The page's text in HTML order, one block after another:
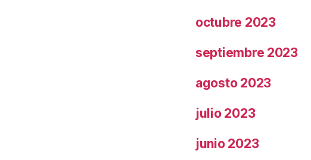
octubre 2023
septiembre 2023
agosto 2023
julio 2023
junio 2023